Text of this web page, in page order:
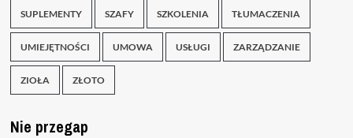
SUPLEMENTY SZAFY SZKOLENIA TŁUMACZENIA
UMIEJĘTNOŚCI UMOWA USŁUGI ZARZĄDZANIE
ZIOŁA ZŁOTO
Nie przegap